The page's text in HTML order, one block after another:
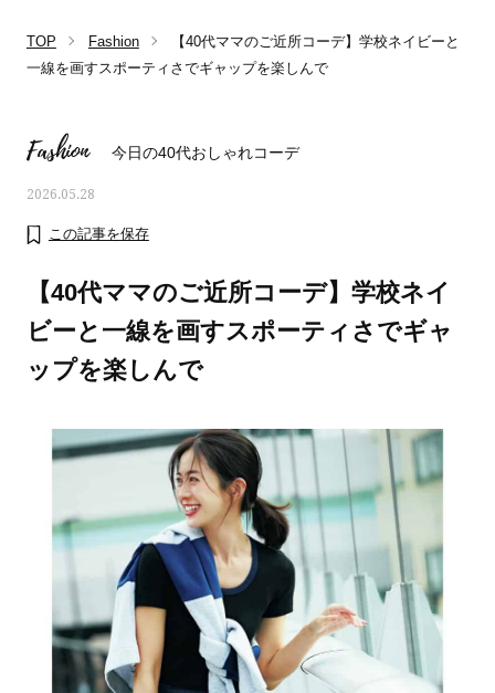
ママとパパに贈る「ジェンダーレ
ス学」
人気の40代髪型・ヘア
タログ
TOP Fashion
【40代ママのご近所コーデ】学校ネイビーと
一線を画すスポーティさでギャップを楽しんで
Fashion 今日の40代おしゃれコーデ
2026.05.28
この記事を保存
【40代ママのご近所コーデ】学校ネイ
ビーと一線を画すスポーティさでギャ
ップを楽しんで